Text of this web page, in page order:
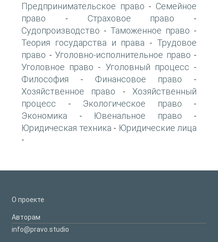
Предпринимательское право - Семейное
право - Страховое право -
Судопроизводство - Таможенное право -
Теория государства и права -Трудовое
право - Уголовно-исполнительное право -
Уголовное право - Уголовный процесс -
Философия - Финансовое право -
Хозяйственное право - Хозяйственный
процесс - Экологическое право -
Экономика - Ювенальное право -
Юридическая техника - Юридические лица
-
О проекте
Авторам
info@pravo.studio